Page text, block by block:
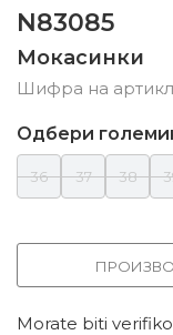
N83085
Мокасинки
Шифра на
Одбери
36 37 38
Morate biti